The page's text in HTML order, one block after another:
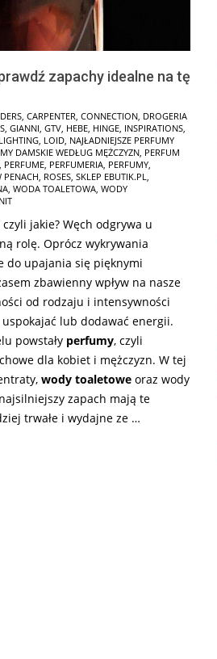
zapachy idealne na tę
, CARPENTER, CONNECTION, DROGERIA
, GIANNI, GTV, HEBE, HINGE, INSPIRATIONS,
LIGHTING, LOID, NAJŁADNIEJSZE PERFUMY
DAMSKIE WEDŁUG MĘŻCZYZN, PERFUM
, PERFUME, PERFUMERIA, PERFUMY,
PENACH, ROSES, SKLEP EBUTIK.PL,
, WODA TOALETOWA, WODY
jakie? Węch odgrywa u
rolę. Oprócz wykrywania
do upajania się pięknymi
zbawienny wpływ na nasze
od rodzaju i intensywności
lub dodawać energii.
powstały perfumy, czyli
dla kobiet i mężczyzn. W tej
wody toaletowe oraz wody
zapach mają te
trwałe i wydajne ze …